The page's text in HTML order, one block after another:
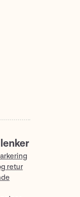
retur